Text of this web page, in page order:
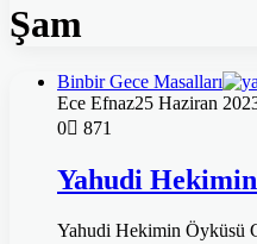
Şam
Binbir Gece Masalları
Ece Efnaz25 Haziran
0
871
Yahudi
Yahudi Hekimin Öyküsü